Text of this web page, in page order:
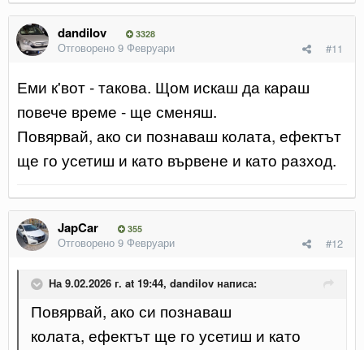
dandilov 3328
#11
Отговорено 9 Февруари
Еми к'вот - такова. Щом искаш да караш
повече време - ще сменяш.
Повярвай, ако си познаваш колата, ефектът
ще го усетиш и като вървене и като разход.
JapCar 355
#12
Отговорено 9 Февруари
На 9.02.2026 г. at 19:44, dandilov написа:
Повярвай, ако си познаваш
колата, ефектът ще го усетиш и като